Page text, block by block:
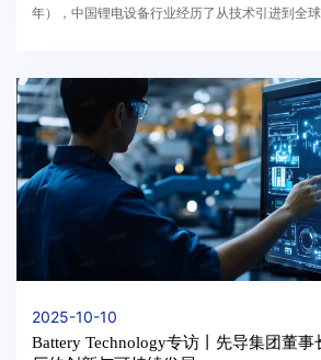
年），中国锂电设备行业经历了从技术引进到全
2025-10-10
Battery Technology专访丨先导集团董